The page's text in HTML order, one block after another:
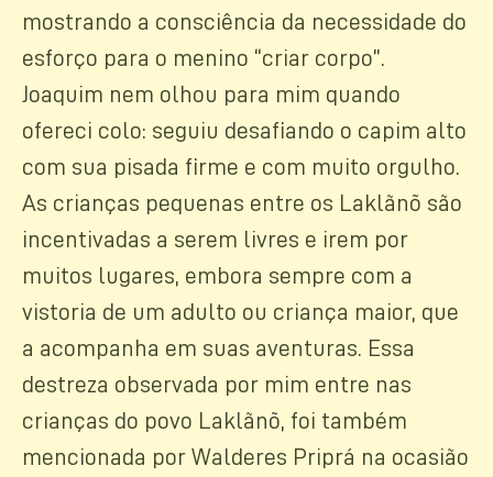
mostrando a consciência da necessidade do
esforço para o menino “criar corpo”.
Joaquim nem olhou para mim quando
ofereci colo: seguiu desafiando o capim alto
com sua pisada firme e com muito orgulho.
As crianças pequenas entre os Laklãnõ são
incentivadas a serem livres e irem por
muitos lugares, embora sempre com a
vistoria de um adulto ou criança maior, que
a acompanha em suas aventuras. Essa
destreza observada por mim entre nas
crianças do povo Laklãnõ, foi também
mencionada por Walderes Priprá na ocasião